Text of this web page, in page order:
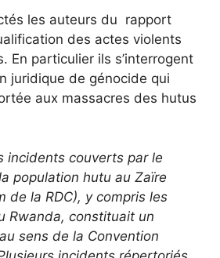
les auteurs du rapport
des actes violents
En particulier ils s’interrogent
juridique de génocide qui
aux massacres des hutus
incidents couverts par le
population hutu au Zaïre
de la RDC), y compris les
Rwanda, constituait un
sens de la Convention